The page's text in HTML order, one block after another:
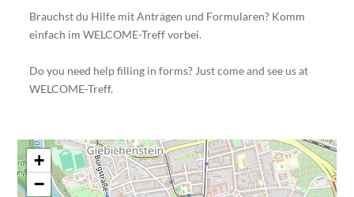
Brauchst du Hilfe mit Anträgen und Formularen? Komm
einfach im WELCOME-Treff vorbei.
Do you need help filling in forms? Just come and see us at
WELCOME-Treff.
+
−